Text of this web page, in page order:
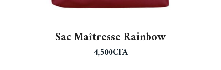
Sac Maîtresse Rainbow
4,500CFA